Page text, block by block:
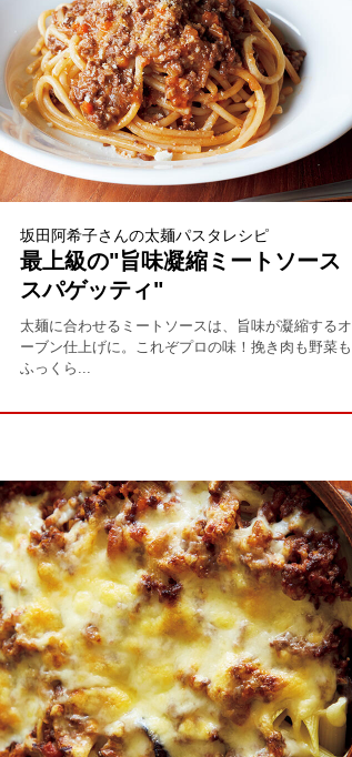
坂田阿希子さんの太麺パスタレシピ
最上級の"旨味凝縮ミートソース
スパゲッティ"
太麺に合わせるミートソースは、旨味が凝縮するオ
ーブン仕上げに。これぞプロの味！挽き肉も野菜も
ふっくら...